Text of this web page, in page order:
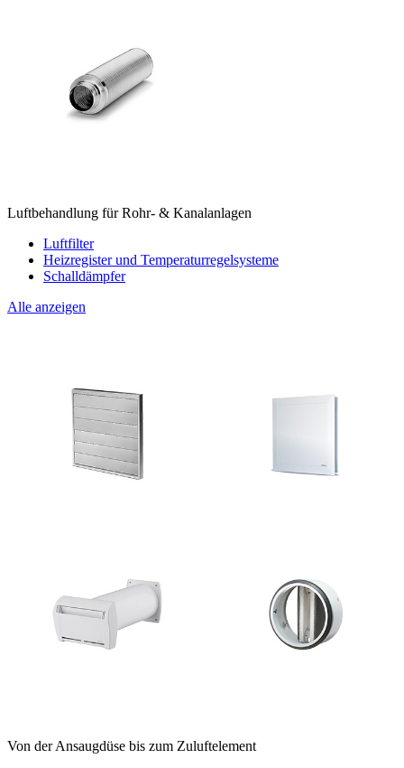
Luftbehandlung für Rohr- & Kanalanlagen
Luftfilter
Heizregister und Temperaturregelsysteme
Schalldämpfer
Alle anzeigen
Von der Ansaugdüse bis zum Zuluftelement